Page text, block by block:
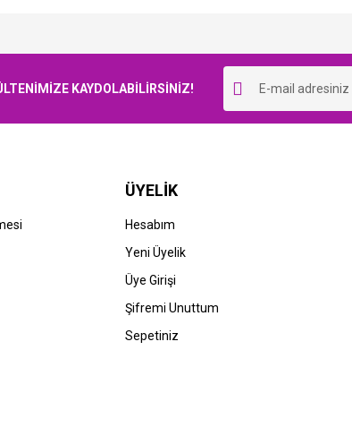
KAYDOLABİLİRSİNİZ!
ÜYELİK
Hesabım
Yeni Üyelik
Üye Girişi
Şifremi Unuttum
Sepetiniz